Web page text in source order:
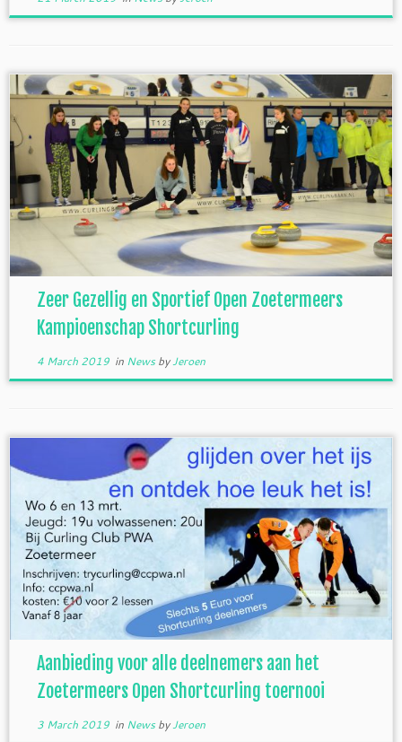
Zeer Gezellig en Sportief Open Zoetermeers
Kampioenschap Shortcurling
4 March 2019in NewsbyJeroen
Aanbieding voor alle deelnemers aan het
Zoetermeers Open Shortcurling toernooi
3 March 2019in NewsbyJeroen